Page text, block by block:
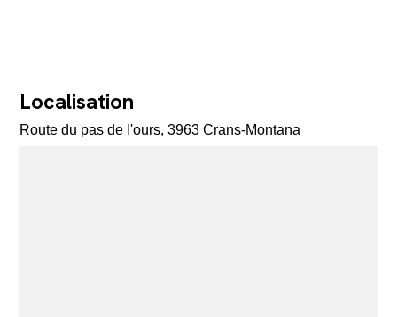
Localisation
Route du pas de l'ours, 3963 Crans-Montana